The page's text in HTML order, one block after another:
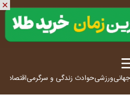
ورزشیحوادث زندگی و سرگرمیاقتصاد